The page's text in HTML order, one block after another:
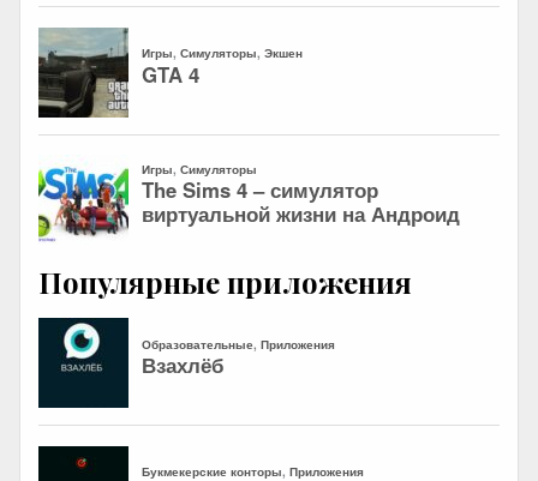
Популярные приложения